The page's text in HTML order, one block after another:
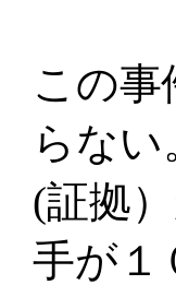
この
らな
(証拠
手が１